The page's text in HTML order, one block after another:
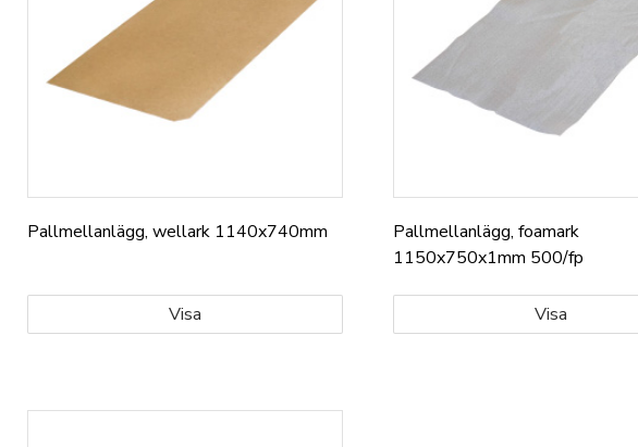
Pallmellanlägg, wellark 1140x740mm
Visa
Pallmellanlägg, foamark
1150x750x1mm 500/fp
Visa